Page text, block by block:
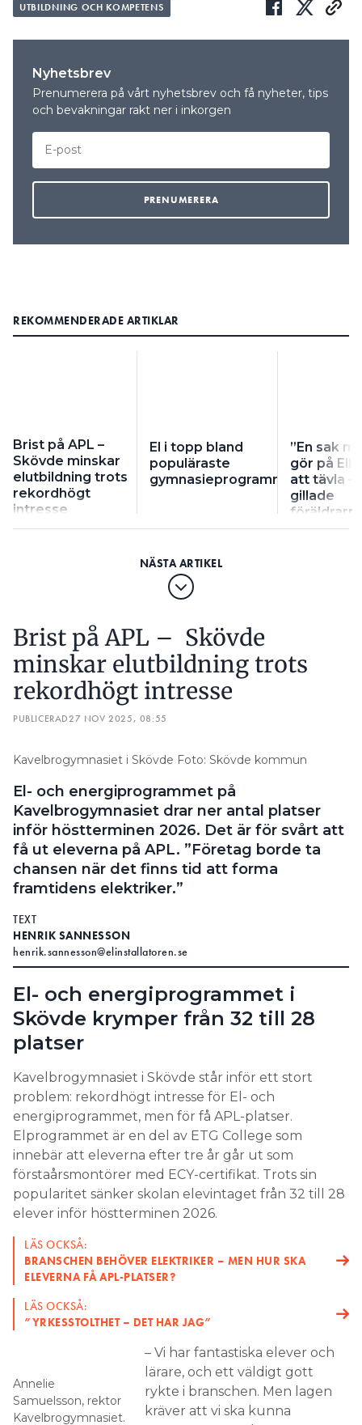
UTBILDNING OCH KOMPETENS
Nyhetsbrev
Prenumerera på vårt nyhetsbrev och få nyheter, tips
och bevakningar rakt ner i inkorgen
REKOMMENDERADE ARTIKLAR
Brist på APL –
Skövde minskar
elutbildning trots
rekordhögt
intresse
El i topp bland
populäraste
gymnasieprogrammen
”En sak
gör på
att tävla –
gillade
Brist på APL – Skövde
minskar elutbildning trots
rekordhögt intresse
PUBLICERAD27 NOV 2025, 08:55
Kavelbrogymnasiet i Skövde Foto: Skövde kommun
El- och energiprogrammet på
Kavelbrogymnasiet drar ner antal platser
inför höstterminen 2026. Det är för svårt att
få ut eleverna på APL. ”Företag borde ta
chansen när det finns tid att forma
framtidens elektriker.”
TEXT
HENRIK SANNESSON
henrik.sannesson@elinstallatoren.se
El- och energiprogrammet i
Skövde krymper från 32 till 28
platser
Kavelbrogymnasiet i Skövde står inför ett stort
problem: rekordhögt intresse för El- och
energiprogrammet, men för få APL-platser.
Elprogrammet är en del av ETG College som
innebär att eleverna efter tre år går ut som
förstaårsmontörer med ECY-certifikat. Trots sin
popularitet sänker skolan elevintaget från 32 till 28
elever inför höstterminen 2026.
LÄS OCKSÅ:
BRANSCHEN BEHÖVER ELEKTRIKER – MEN HUR SKA
ELEVERNA FÅ APL-PLATSER?
LÄS OCKSÅ:
”YRKESSTOLTHET – DET HAR JAG”
Annelie
Samuelsson, rektor
Kavelbrogymnasiet.
– Vi har fantastiska elever och
lärare, och ett väldigt gott
rykte i branschen. Men lagen
kräver att vi ska kunna